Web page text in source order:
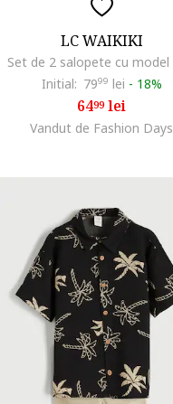
LC WAIKIKI
Initial: 7999 lei - 18%
6499lei
Vandut de Fashion Days